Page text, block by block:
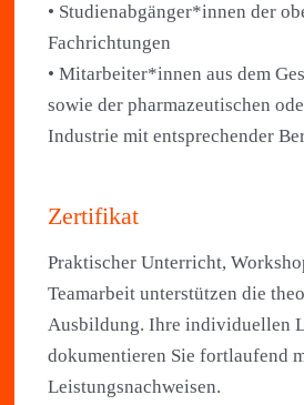
• Studienabgänger*innen der
Fachrichtungen
• Mitarbeiter*innen aus dem
sowie der pharmazeutischen
Industrie mit entsprechender
Zertifikat
Praktischer Unterricht,
Teamarbeit unterstützen die
Ausbildung. Ihre individuellen
dokumentieren Sie fortlaufend
Leistungsnachweisen.